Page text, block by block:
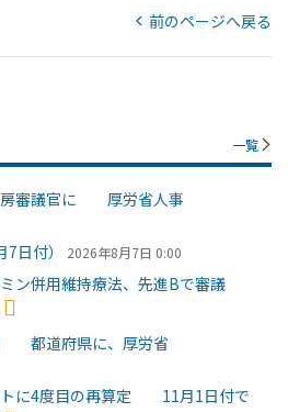
前のページへ戻る
一覧
房審議官に 厚労省人事
日付） 2026年8月7日 0:00
ン併用維持療法、先進Bで審議
都道府県に、厚労省
トに4度目の再算定 11月1日付で